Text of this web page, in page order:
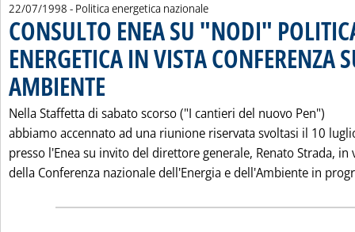
22/07/1998 - Politica energetica nazionale
CONSULTO ENEA SU "NODI"
ENERGETICA IN VISTA CONFERENZA
AMBIENTE
Nella Staffetta di sabato scorso ("I cantieri del nuovo Pen")
abbiamo accennato ad una riunione riservata svoltasi il 10
presso l'Enea su invito del direttore generale, Renato Strada, in
della Conferenza nazionale dell'Energia e dell'Ambiente in